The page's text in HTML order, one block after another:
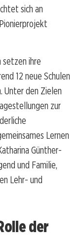
sich an
setzen ihre
12 neue Schulen
Unter den Zielen
zur
Lernen
Günther-
und Familie,
Lehr- und
der